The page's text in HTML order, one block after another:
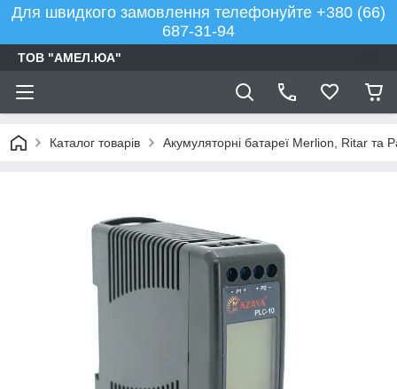
Для швидкого замовлення телефонуйте +380 (66)
687-31-94
ТОВ "АМЕЛ.ЮА"
Каталог товарів Акумуляторні батареї Merlion, Ritar та